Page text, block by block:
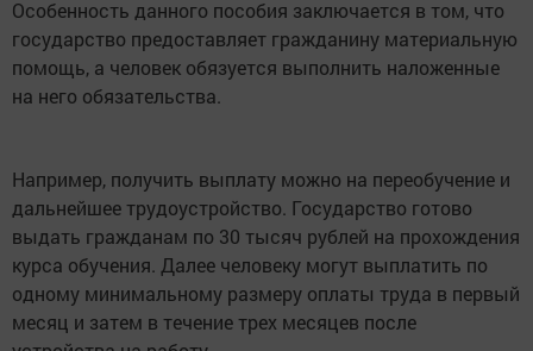
Особенность данного пособия заключается в том, что
государство предоставляет гражданину материальную
помощь, а человек обязуется выполнить наложенные
на него обязательства.
Например, получить выплату можно на переобучение и
дальнейшее трудоустройство. Государство готово
выдать гражданам по 30 тысяч рублей на прохождения
курса обучения. Далее человеку могут выплатить по
одному минимальному размеру оплаты труда в первый
месяц и затем в течение трех месяцев после